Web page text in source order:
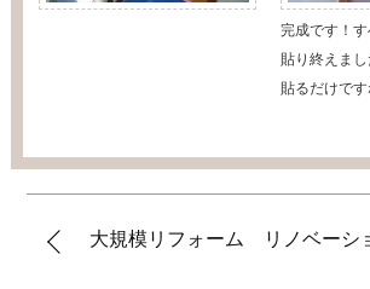
完成です！
貼り終えま
貼るだけです
大規模リフォーム リノベーシ